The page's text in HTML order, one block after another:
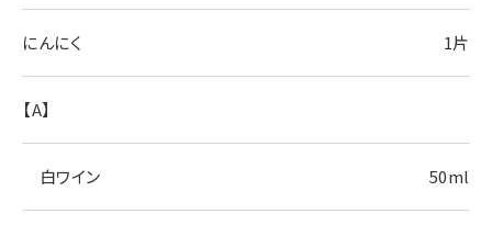
にんにく 1片
【A】
白ワイン 50ml